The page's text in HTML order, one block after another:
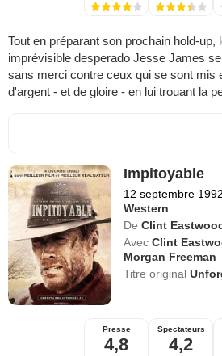
Tout en préparant son prochain hold-up,
imprévisible desperado Jesse James
sans merci contre ceux qui se sont mis
d'argent - et de gloire - en lui trouant la
Impitoyable
12 septembre 1992
Western
De Clint
Avec Clint
Morgan Freeman
Titre original
Presse
4,8
Spectateurs
4,2